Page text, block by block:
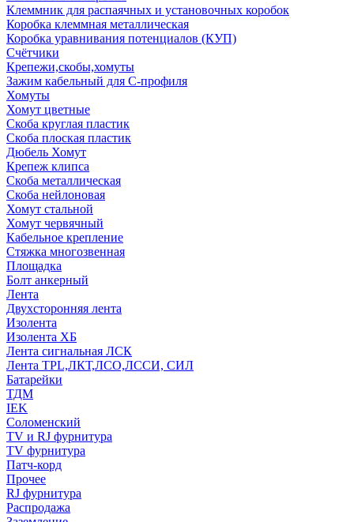
Клеммник для распаячных и установочных коробок
Коробка клеммная металлическая
Коробка уравнивания потенциалов (КУП)
Счётчики
Крепежи,скобы,хомуты
Зажим кабельный для С-профиля
Хомуты
Хомут цветные
Скоба круглая пластик
Скоба плоская пластик
Дюбель Хомут
Крепеж клипса
Скоба металлическая
Скоба нейлоновая
Хомут стальной
Хомут червячный
Кабельное крепление
Стяжка многозвенная
Площадка
Болт анкерный
Лента
Двухсторонняя лента
Изолента
Изолента ХБ
Лента сигнальная ЛСК
Лента TPL,ЛКТ,ЛСО,ЛССИ, СИЛ
Батарейки
ТДМ
IEK
Соломенский
TV и RJ фурнитура
TV фурнитура
Патч-корд
Прочее
RJ фурнитура
Распродажа